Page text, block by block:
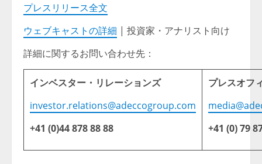
プレスリリース全文
ウェブキャストの詳細 | 投資家・アナリスト向け
詳細に関するお問い合わせ先：
インベスター・リレーションズ
investor.relations@adeccogroup.com
+41 (0)44 878 88 88
プレスオフ
+41 (0) 79